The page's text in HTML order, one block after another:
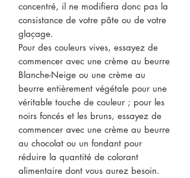
concentré, il ne modifiera donc pas la
consistance de votre pâte ou de votre
glaçage.
Pour des couleurs vives, essayez de
commencer avec une crème au beurre
Blanche-Neige ou une crème au
beurre entièrement végétale pour une
véritable touche de couleur ; pour les
noirs foncés et les bruns, essayez de
commencer avec une crème au beurre
au chocolat ou un fondant pour
réduire la quantité de colorant
alimentaire dont vous aurez besoin.